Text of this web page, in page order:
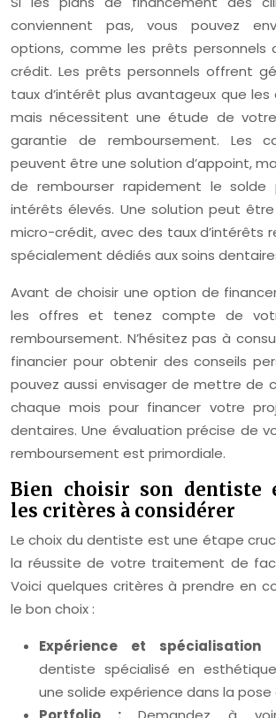
conviennent pas, vous pouvez
options, comme les prêts personnels
crédit. Les prêts personnels offrent
taux d’intérêt plus avantageux que
mais nécessitent une étude de
garantie de remboursement. Les
peuvent être une solution d’appoint,
de rembourser rapidement le solde
intérêts élevés. Une solution peut
micro-crédit, avec des taux d’intérêts
spécialement dédiés aux soins
Avant de choisir une option de
les offres et tenez compte de
remboursement. N’hésitez pas à
financier pour obtenir des conseils
pouvez aussi envisager de mettre de
chaque mois pour financer votre
dentaires. Une évaluation précise de
remboursement est primordiale.
Bien choisir son dentiste
les critères à considérer
Le choix du dentiste est une étape
la réussite de votre traitement de
Voici quelques critères à prendre en
le bon choix :
Expérience et spécialisation
dentiste spécialisé en
une solide expérience dans la